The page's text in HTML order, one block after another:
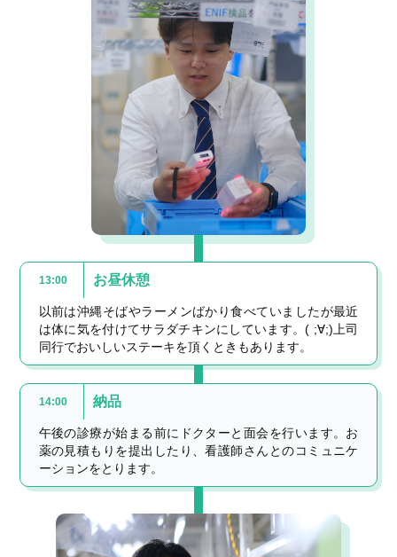
13:00 お昼休憩
以前は沖縄そばやラーメンばかり食べていましたが最近
は体に気を付けてサラダチキンにしています。( ;∀;)上司
同行でおいしいステーキを頂くときもあります。
14:00 納品
午後の診療が始まる前にドクターと面会を行います。お
薬の見積もりを提出したり、看護師さんとのコミュニケ
ーションをとります。